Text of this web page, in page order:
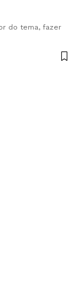
do tema, fazer